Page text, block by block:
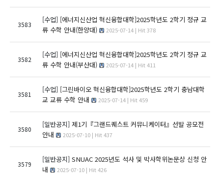
3583
[수업] [에너지신산업 혁신융합대학]2025학년도 2학기 정규 교
류 수학 안내(한양대)
2025-07-14 | Hit 378
3582
[수업] [에너지신산업 혁신융합대학]2025학년도 2학기 정규 교
류 수학 안내(부산대)
2025-07-14 | Hit 411
3581
[수업] [그린바이오 혁신융합대학]2025학년도 2학기 충남대학
교 교류 수학 안내
2025-07-14 | Hit 459
3580
[일반공지] 제1기『그랜드퀘스트 커뮤니케이터』선발 공모전
안내
2025-07-10 | Hit 437
3579
[일반공지] SNUAC 2025년도 석사 및 박사학위논문상 신청 안
내
2025-07-10 | Hit 426